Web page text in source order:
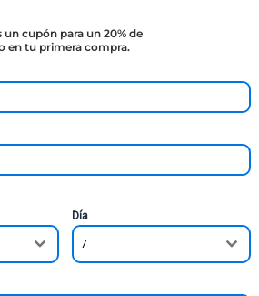
cupón para un 20% de
en tu primera compra.
Día
7